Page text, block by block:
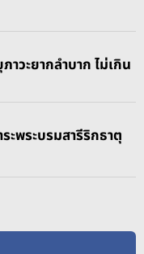
วะยากลำบาก ไม่เกิน
ะพระบรมสารีริกธาตุ